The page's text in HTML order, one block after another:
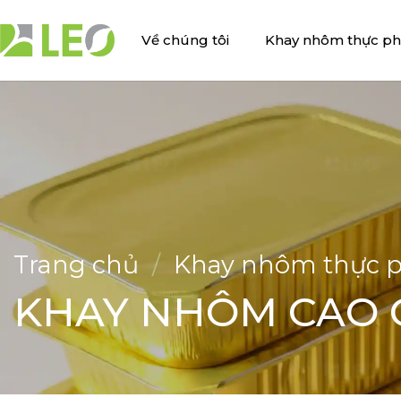
qua
nội
Về chúng tôi Khay nhôm thực
Trang chủ / Khay nhôm thực
KHAY NHÔM CAO